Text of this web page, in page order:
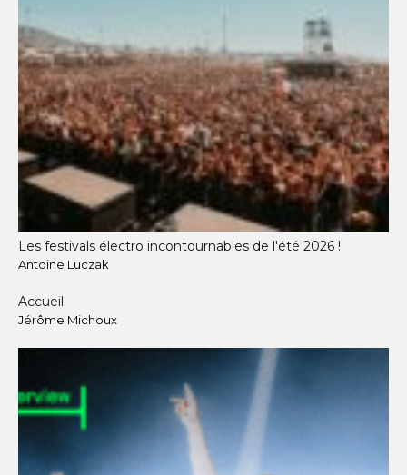
Les festivals électro incontournables de l'été 2026 !
Antoine Luczak
Accueil
Jérôme Michoux